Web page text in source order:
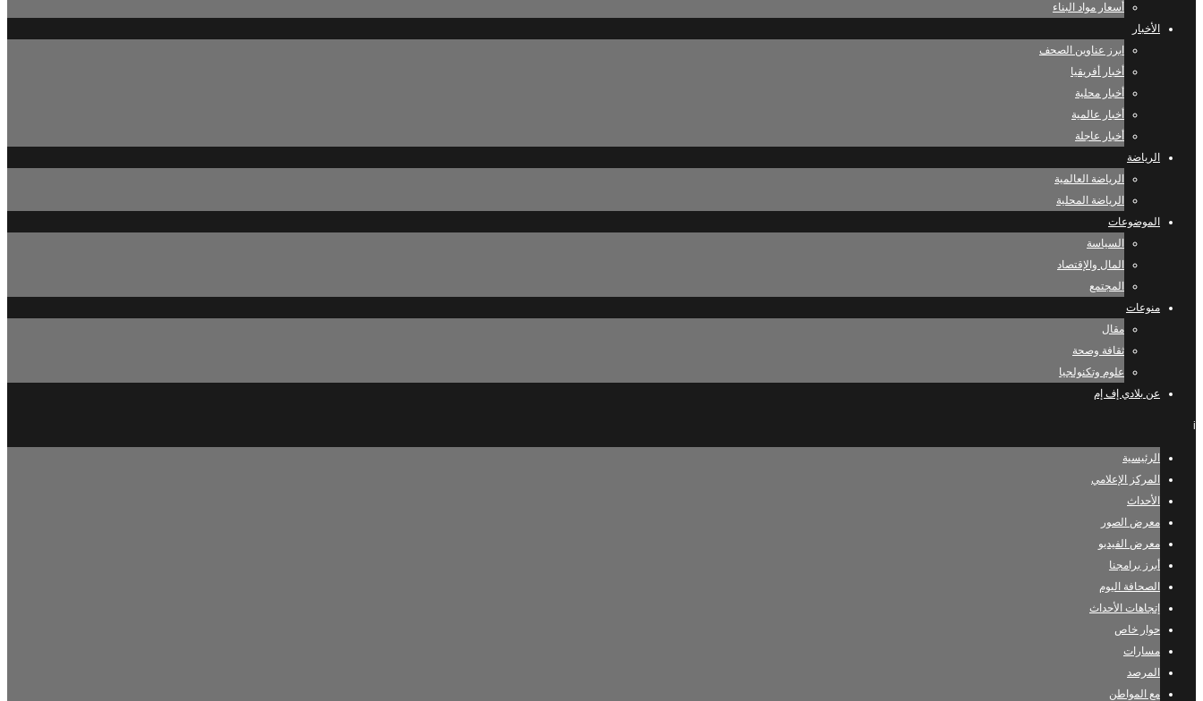
أسعار مواد البناء
الأخبار
ابرز عناوين الصحف
أخبار أفريقيا
أخبار محلية
أخبار عالمية
أخبار عاجلة
الرياضة
الرياضة العالمية
الرياضة المحلية
الموضوعات
السياسة
المال والإقتصاد
المجتمع
منوعات
مقال
ثقافة وصحة
علوم وتكنولجيا
عن بلادي إف إم
i
الرئيسية
المركز الإعلامي
الأحداث
معرض الصور
معرض الفيديو
أبرز برامجنا
الصحافة اليوم
إتجاهات الأحداث
حوار خاص
مسارات
المرصد
مع المواطن